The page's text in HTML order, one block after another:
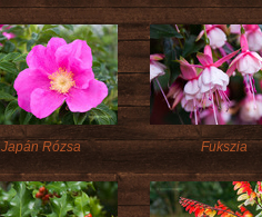
Japán Rózsa Fukszia